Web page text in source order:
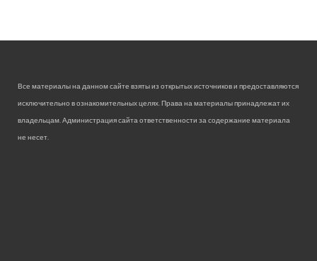
Все материалы на данном сайте взяты из открытых источников и предоставляются
исключительно в ознакомительных целях. Права на материалы принадлежат их
владельцам. Администрация сайта ответственности за содержание материала
не несет.